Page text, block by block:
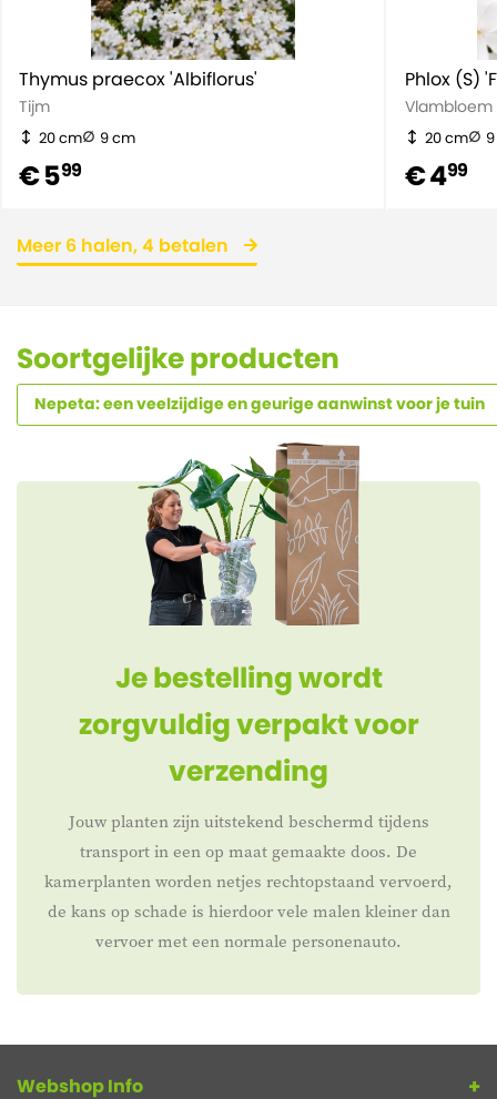
Thymus praecox 'Albiflorus'
Tijm
20 cm 9 cm
€ 599
Phlox (S)
Vlambloem
20 cm
€ 499
Meer 6 halen, 4 betalen
Soortgelijke producten
Nepeta: een veelzijdige en geurige aanwinst voor je tuin
Je bestelling wordt
zorgvuldig verpakt voor
verzending
Jouw planten zijn uitstekend beschermd tijdens
transport in een op maat gemaakte doos. De
kamerplanten worden netjes rechtopstaand vervoerd,
de kans op schade is hierdoor vele malen kleiner dan
vervoer met een normale personenauto.
Webshop Info